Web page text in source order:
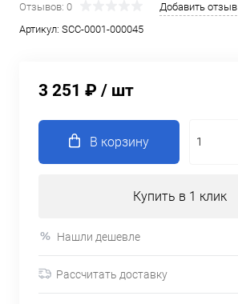
Отзывов: 0
Добавить отзыв
Артикул: SCC-0001-000045
3 251 ₽ / шт
В корзину
Купить в 1 клик
Нашли дешевле
Рассчитать доставку